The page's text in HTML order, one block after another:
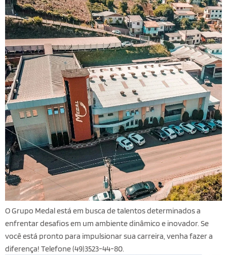
O Grupo Medal está em busca de talentos determinados a
enfrentar desafios em um ambiente dinâmico e inovador. Se
você está pronto para impulsionar sua carreira, venha fazer a
diferença! Telefone (49)3523-44-80.